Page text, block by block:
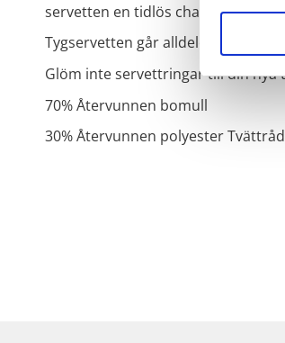
servetten en tidlös charm och gör
Tygservetten går alldeles utmärkt
Glöm inte servettringar till din nya
70% Återvunnen bomull
30% Återvunnen polyester